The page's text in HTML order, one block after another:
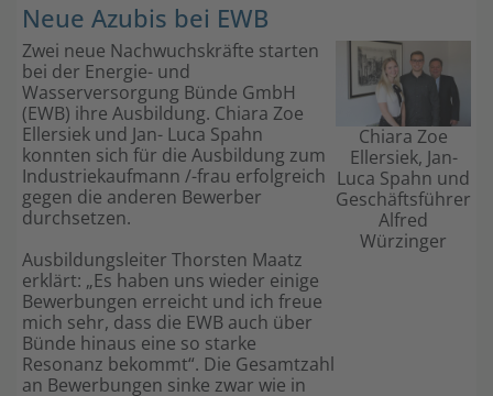
Neue Azubis bei EWB
Zwei neue Nachwuchskräfte starten
bei der Energie- und
Wasserversorgung Bünde GmbH
(EWB) ihre Ausbildung. Chiara Zoe
Ellersiek und Jan- Luca Spahn
konnten sich für die Ausbildung zum
Industriekaufmann /-frau erfolgreich
gegen die anderen Bewerber
durchsetzen.
Ausbildungsleiter Thorsten Maatz
erklärt: „Es haben uns wieder einige
Bewerbungen erreicht und ich freue
mich sehr, dass die EWB auch über
Bünde hinaus eine so starke
Resonanz bekommt“. Die Gesamtzahl
an Bewerbungen sinke zwar wie in
Chiara Zoe
Ellersiek, Jan-
Luca Spahn und
Geschäftsführer
Alfred
Würzinger
Netz
Services
Über uns